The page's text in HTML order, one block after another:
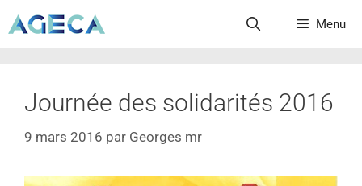
Menu
Journée des solidarités 2016
9 mars 2016 par Georges mr